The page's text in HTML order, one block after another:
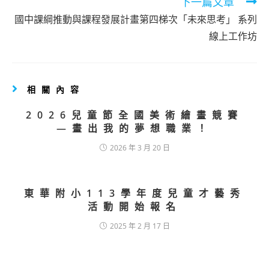
國中課綱推動與課程發展計畫第四梯次「未來思考」 系列
線上工作坊
相關內容
2026兒童節全國美術繪畫競賽
—畫出我的夢想職業！
2026 年 3 月 20 日
東華附小113學年度兒童才藝秀
活動開始報名
2025 年 2 月 17 日